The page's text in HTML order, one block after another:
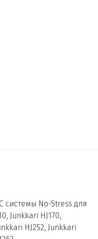
системы No-Stress для
Junkkari HJ170,
HJ252, Junkkari